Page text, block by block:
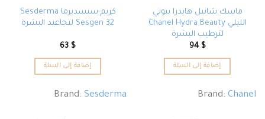
ماسك شانيل هايدرا بيوتي
الليلي Chanel Hydra Beauty
لترطيب البشرة
94 $
إضافة إلى السلة
Brand:Chanel
كريم سيسديرما Sesderma
Sesgen 32 لتجاعيد البشرة
63 $
إضافة إلى السلة
Brand:Sesderma